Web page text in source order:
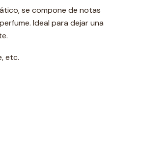
se compone de notas
Ideal para dejar una
etc.